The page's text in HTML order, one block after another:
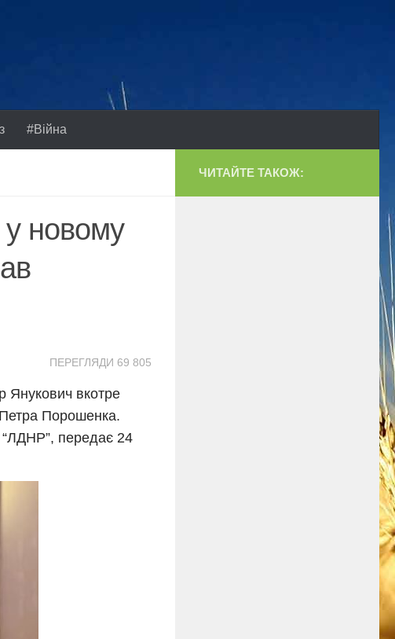
#Війна
новому
ПЕРЕГЛЯДИ 69 805
Янукович вкотре
Петра Порошенка.
“ЛДНР”, передає 24
ЧИТАЙТЕ ТАКОЖ: